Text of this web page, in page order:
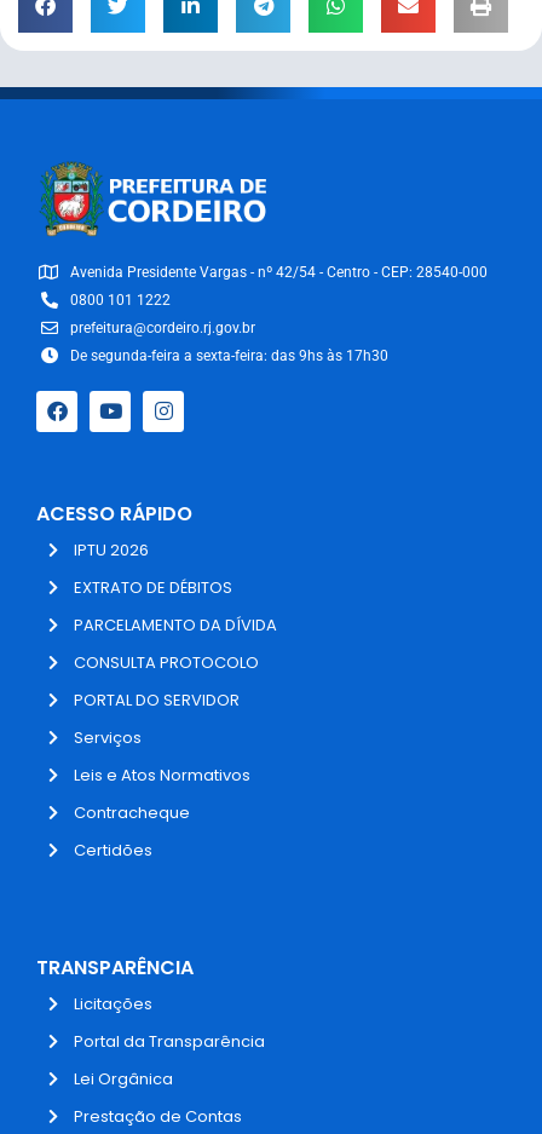
Avenida Presidente Vargas - nº 42/54 - Centro - CEP: 28540-000
0800 101 1222
prefeitura@cordeiro.rj.gov.br
De segunda-feira a sexta-feira: das 9hs às 17h30
ACESSO RÁPIDO
IPTU 2026
EXTRATO DE DÉBITOS
PARCELAMENTO DA DÍVIDA
CONSULTA PROTOCOLO
PORTAL DO SERVIDOR
Serviços
Leis e Atos Normativos
Contracheque
Certidões
TRANSPARÊNCIA
Licitações
Portal da Transparência
Lei Orgânica
Prestação de Contas